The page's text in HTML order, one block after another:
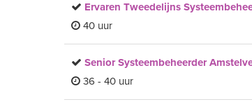
Ervaren Tweedelijns
40 uur
Senior Systeembeheerder
36 - 40 uur